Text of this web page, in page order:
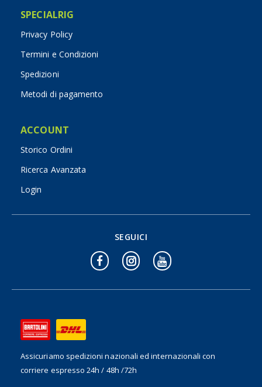
SPECIALRIG
Privacy Policy
Termini e Condizioni
Spedizioni
Metodi di pagamento
ACCOUNT
Storico Ordini
Ricerca Avanzata
Login
Assicuriamo spedizioni nazionali ed internazionalicon
corriere espresso 24h / 48h /72h
SEGUICI